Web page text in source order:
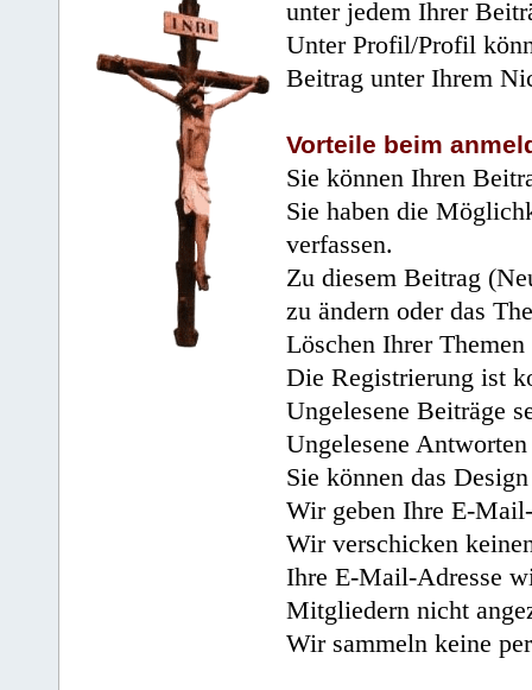
unter jedem Ihrer
Unter Profil/Profil
Beitrag unter Ihrem
Vorteile beim
Sie können Ihren
Sie haben die
verfassen.
Zu diesem Beitrag
zu ändern oder das
Löschen Ihrer
Die Registrierung ist
Ungelesene Beiträge
Ungelesene
Sie können das
Wir geben Ihre E-
Wir verschicken
Ihre E-Mail-Adresse
Mitgliedern nicht
Wir sammeln keine